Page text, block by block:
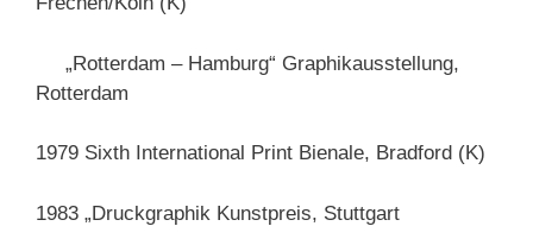
„Rotterdam – Hamburg“ Graphikausstellung,
Rotterdam
1979 Sixth International Print Bienale, Bradford (K)
1983 „Druckgraphik Kunstpreis, Stuttgart